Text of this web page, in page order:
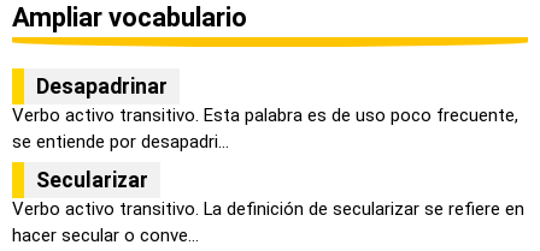
Ampliar vocabulario
Desapadrinar
Verbo activo transitivo. Esta palabra es de uso poco frecuente,
se entiende por desapadri...
Secularizar
Verbo activo transitivo. La definición de secularizar se refiere en
hacer secular o conve...